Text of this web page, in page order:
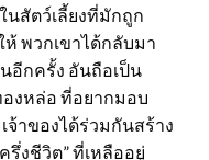
นสัตว์เลี้ยงที่มักถูก
พวกเขาได้กลับมา
อีกครั้ง อันถือเป็น
งหล่อ ที่อยากมอบ
จ้าของได้ร่วมกันสร้าง
งชีวิต” ที่เหลืออยู่